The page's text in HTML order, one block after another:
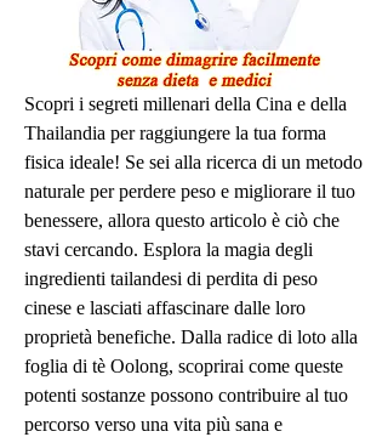
Scopri i segreti millenari della Cina e della
Thailandia per raggiungere la tua forma
fisica ideale! Se sei alla ricerca di un metodo
naturale per perdere peso e migliorare il tuo
benessere, allora questo articolo è ciò che
stavi cercando. Esplora la magia degli
ingredienti tailandesi di perdita di peso
cinese e lasciati affascinare dalle loro
proprietà benefiche. Dalla radice di loto alla
foglia di tè Oolong, scoprirai come queste
potenti sostanze possono contribuire al tuo
percorso verso una vita più sana e